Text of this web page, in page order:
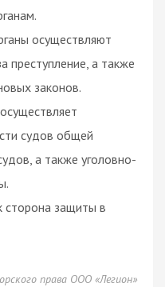
осуществляют
преступление, а также
законов.
судов общей
а также уголовно-
сторона защиты в
права ООО «Легион»